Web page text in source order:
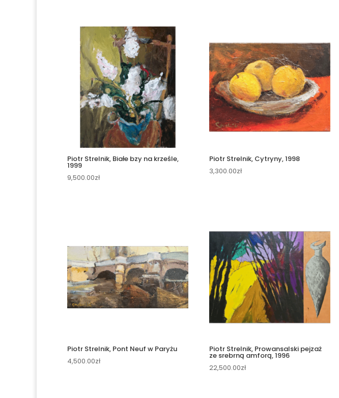
Piotr Strelnik, Białe bzy na krześle,
1999
9,500.00zł
Piotr Strelnik, Cytryny, 1998
3,300.00zł
Piotr Strelnik, Pont Neuf w Paryżu
4,500.00zł
Piotr Strelnik, Prowansalski pejzaż
ze srebrną amforą, 1996
22,500.00zł